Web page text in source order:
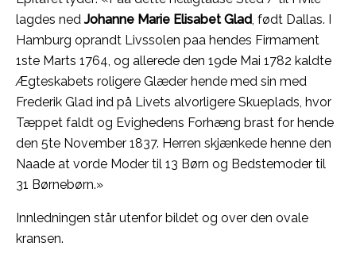
lagdes nedJohanne Marie Elisabet Glad , født Dallas. I
Hamburg oprandt Livssolen paa hendes Firmament
1ste Marts 1764, og allerede den 19de Mai 1782 kaldte
Ægteskabets roligere Glæder hende med sin med
Frederik Glad ind på Livets alvorligere Skueplads, hvor
Tæppet faldt og Evighedens Forhæng brast for hende
den 5te November 1837. Herren skjænkede henne den
Naade at vorde Moder til 13 Børn og Bedstemoder til
31 Børnebørn.»
Innledningen står utenfor bildet og over den ovale
kransen.